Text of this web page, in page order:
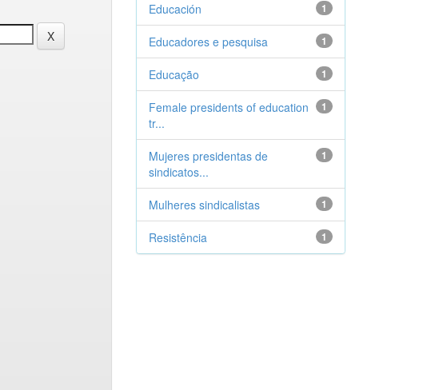
1
Educación
1
Educadores e pesquisa
1
Educação
1
Female presidents of education
tr...
1
Mujeres presidentas de
sindicatos...
1
Mulheres sindicalistas
1
Resistência